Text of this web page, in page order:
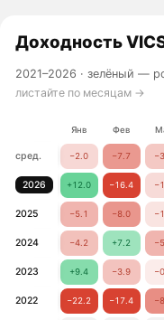
Доходность
2021–2026 ·зелёный —
листайте по месяцам →
Янв Фев
сред. −2.0 −7.7
2026 +12.0 −16.4
2025 −5.1 −8.0
2024 −4.2 +7.2
2023 +9.4 −3.9
2022 −22.2 −17.4